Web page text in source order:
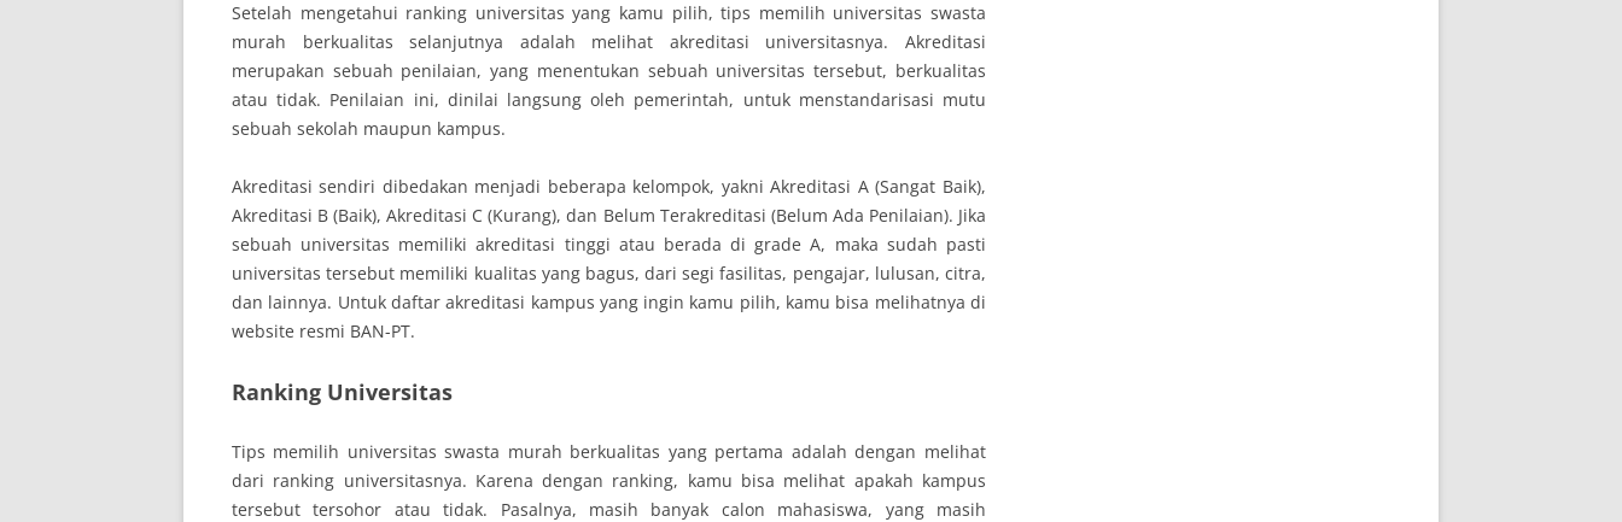
Setelah mengetahui ranking universitas yang kamu pilih, tips memilih universitas swasta
murah berkualitas selanjutnya adalah melihat akreditasi universitasnya. Akreditasi
merupakan sebuah penilaian, yang menentukan sebuah universitas tersebut, berkualitas
atau tidak. Penilaian ini, dinilai langsung oleh pemerintah, untuk menstandarisasi mutu
sebuah sekolah maupun kampus.
Akreditasi sendiri dibedakan menjadi beberapa kelompok, yakni Akreditasi A (Sangat Baik),
Akreditasi B (Baik), Akreditasi C (Kurang), dan Belum Terakreditasi (Belum Ada Penilaian). Jika
sebuah universitas memiliki akreditasi tinggi atau berada di grade A, maka sudah pasti
universitas tersebut memiliki kualitas yang bagus, dari segi fasilitas, pengajar, lulusan, citra,
dan lainnya. Untuk daftar akreditasi kampus yang ingin kamu pilih, kamu bisa melihatnya di
website resmi BAN-PT.
Ranking Universitas
Tips memilih universitas swasta murah berkualitas yang pertama adalah dengan melihat
dari ranking universitasnya. Karena dengan ranking, kamu bisa melihat apakah kampus
tersebut tersohor atau tidak. Pasalnya, masih banyak calon mahasiswa, yang masih